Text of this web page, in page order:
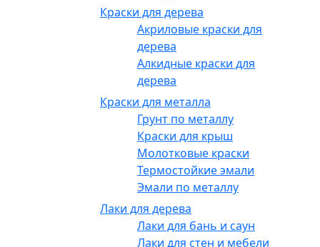
Краски для дерева
Акриловые краски для
дерева
Алкидные краски для
дерева
Краски для металла
Грунт по металлу
Краски для крыш
Молотковые краски
Термостойкие эмали
Эмали по металлу
Лаки для дерева
Лаки для бань и саун
Лаки для стен и мебели